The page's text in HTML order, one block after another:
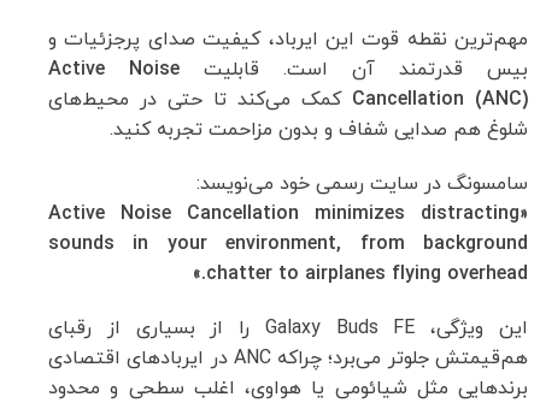
مهم‌ترین نقطه قوت این ایرباد، کیفیت صدای پرجزئیات و
بیس قدرتمند آن است. قابلیت Active Noise
Cancellation (ANC) کمک می‌کند تا حتی در محیط‌های
شلوغ هم صدایی شفاف و بدون مزاحمت تجربه کنید.
سامسونگ در سایت رسمی خود می‌نویسد:
«Active Noise Cancellation minimizes distracting
sounds in your environment, from background
chatter to airplanes flying overhead.»
این ویژگی، Galaxy Buds FE را از بسیاری از رقبای
هم‌قیمتش جلوتر می‌برد؛ چراکه ANC در ایربادهای اقتصادی
برندهایی مثل شیائومی یا هواوی، اغلب سطحی و محدود